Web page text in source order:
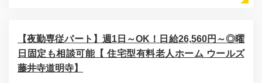
【夜勤専従パート】週1日～OK！日給26,560円～◎曜
日固定も相談可能【 住宅型有料老人ホーム ウールズ
藤井寺道明寺】